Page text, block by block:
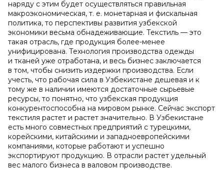
наряду с этим будет осуществляться правильная
макроэкономическая, т. е. монетарная и фискальная
политика, то перспективы развития узбекской
экономики весьма обнадеживающие. Текстиль — это
такая отрасль, где продукция более-менее
унифицирована. Технология производства одежды
и тканей уже отработана, и весь бизнес заключается
в том, чтобы снизить издержки производства. Если
учесть, что рабочая сила в Узбекистане дешевая и к
тому же в наличии имеются достаточные сырьевые
ресурсы, то понятно, что узбекская продукция
конкурентоспособна на мировом рынке. Сейчас экспорт
текстиля растет и растет значительно. В Узбекистане
есть много совместных предприятий с турецкими,
корейскими, китайскими и западноевропейскими
компаниями, которые работают и успешно
экспортируют продукцию. В отрасли растет удельный
вес малого бизнеса в валовом производстве.